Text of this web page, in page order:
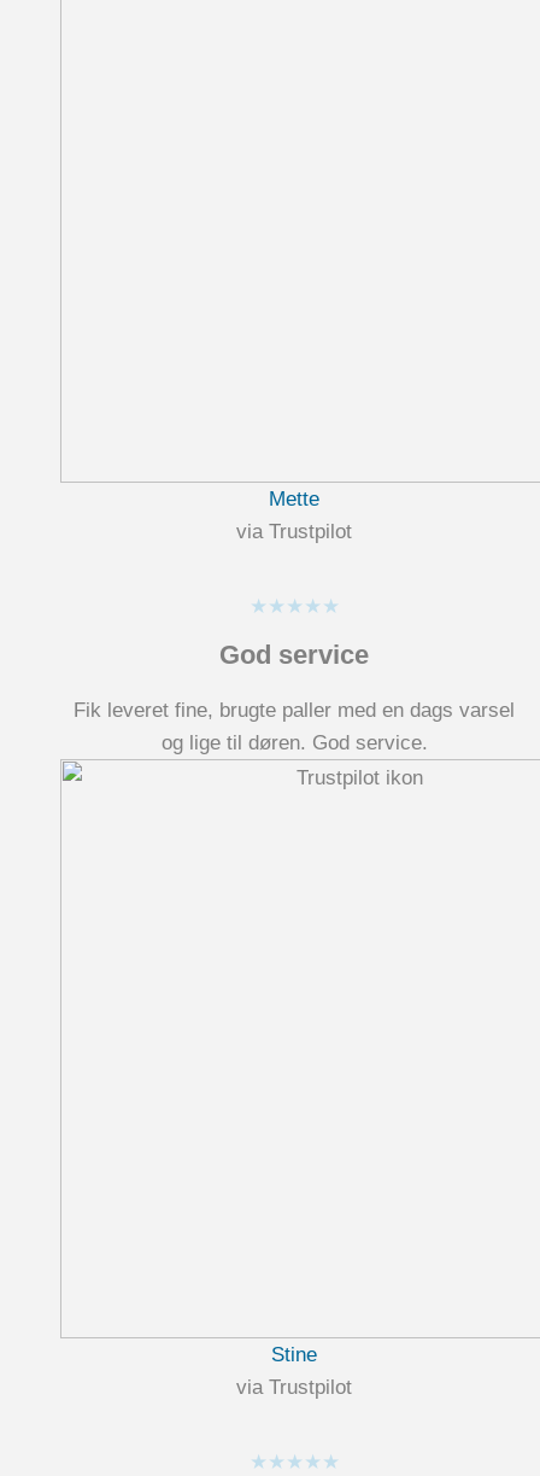
Mette
via Trustpilot
★★★★★
God service
Fik leveret fine, brugte paller med en dags varsel
og lige til døren. God service.
Stine
via Trustpilot
★★★★★